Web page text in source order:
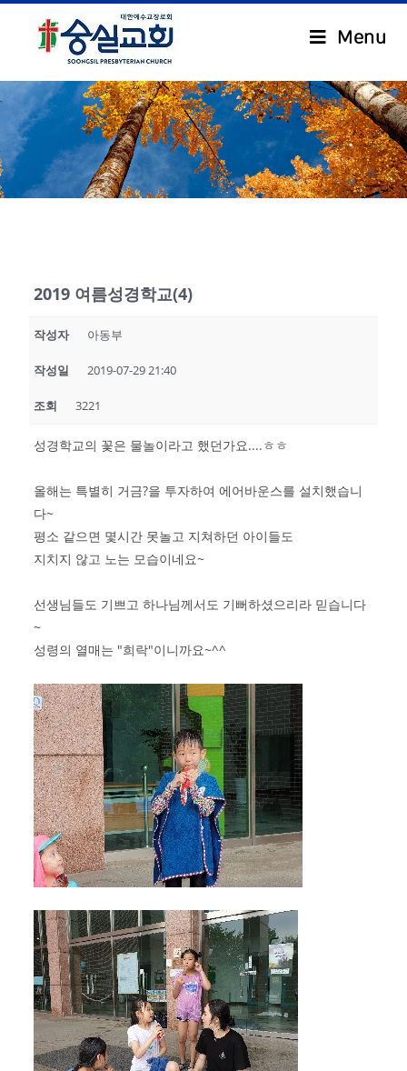
Menu
.
2019 여름성경학교(4)
작성자 아동부
작성일 2019-07-29 21:40
조회 3221
성경학교의 꽃은 물놀이라고 했던가요....ㅎㅎ
올해는 특별히 거금?을 투자하여 에어바운스를 설치했습니
다~
평소 같으면 몇시간 못놀고 지쳐하던 아이들도
지치지 않고 노는 모습이네요~
선생님들도 기쁘고 하나님께서도 기뻐하셨으리라 믿습니다
~
성령의 열매는 "희락"이니까요~^^